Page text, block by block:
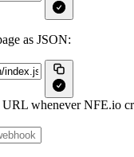
as JSON:
whenever NFE.io